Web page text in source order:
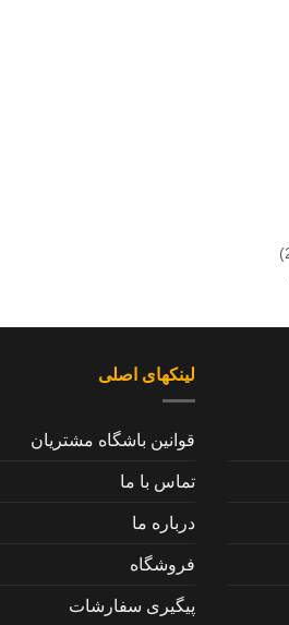
لینکهای اصلی
قوانین باشگاه مشتریان
تماس با ما
درباره ما
فروشگاه
پیگیری سفارشات